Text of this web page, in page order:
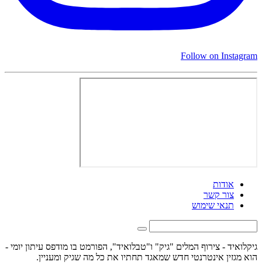
Follow on Instagram
אודות
צור קשר
תנאי שימוש
גיקלואיד - צירוף המלים "גיק" ו"טבלואיד", הפורמט בו מודפס עיתון יומי -
הוא מגזין אינטרנטי חדש שמאגד תחתיו את כל מה שגיק ומעניין.